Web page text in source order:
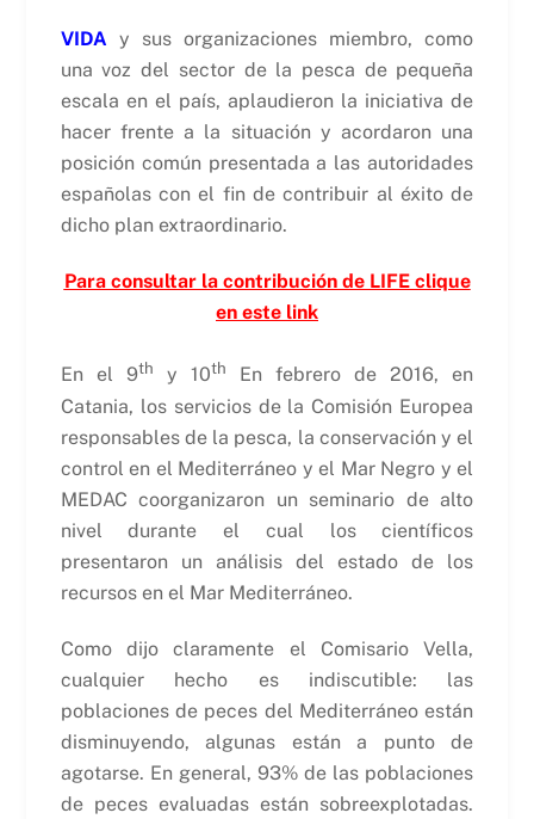
VIDA y sus organizaciones miembro, como
una voz del sector de la pesca de pequeña
escala en el país, aplaudieron la iniciativa de
hacer frente a la situación y acordaron una
posición común presentada a las autoridades
españolas con el fin de contribuir al éxito de
dicho plan extraordinario.
Para consultar la contribución de LIFE clique
en este link
En el 9th y 10th
En febrero de 2016, en
Catania, los servicios de la Comisión Europea
responsables de la pesca, la conservación y el
control en el Mediterráneo y el Mar Negro y el
MEDAC coorganizaron un seminario de alto
nivel durante el cual los científicos
presentaron un análisis del estado de los
recursos en el Mar Mediterráneo.
Como dijo claramente el Comisario Vella,
cualquier hecho es indiscutible: las
poblaciones de peces del Mediterráneo están
disminuyendo, algunas están a punto de
agotarse. En general, 93% de las poblaciones
de peces evaluadas están sobreexplotadas.